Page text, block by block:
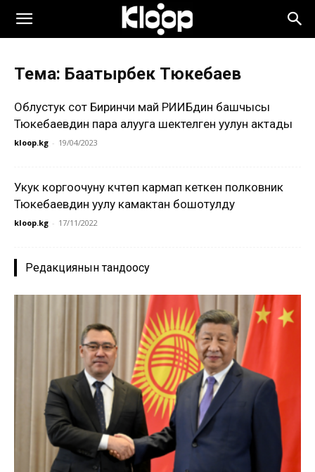
Тема: Баатырбек Тюкебаев
Облустук сот Биринчи май РИИБдин башчысы
Тюкебаевдин пара алууга шектелген уулун актады
kloop.kg - 19/04/2023
Укук коргоочуну күчтөп кармап кеткен полковник
Тюкебаевдин уулу камактан бошотулду
kloop.kg - 17/11/2022
Редакциянын тандоосу